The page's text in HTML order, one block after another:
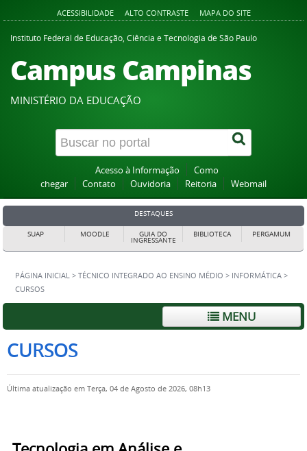
ACESSIBILIDADE ALTO CONTRASTE MAPA DO SITE
Instituto Federal de Educação, Ciência e Tecnologia de São Paulo
Campus Campinas
MINISTÉRIO DA EDUCAÇÃO
Acesso à Informação
Como
chegar
Contato Ouvidoria Reitoria Webmail
DESTAQUES
SUAP MOODLE GUIA DO
INGRESSANTE
BIBLIOTECA PERGAMUM
PÁGINA INICIAL > TÉCNICO INTEGRADO AO ENSINO MÉDIO > INFORMÁTICA >
CURSOS
MENU
CURSOS
Última atualização em Terça, 04 de Agosto de 2026, 08h13